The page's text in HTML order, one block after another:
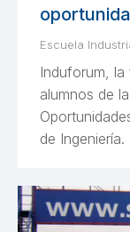
Escuela
Induforum,
alumnos de
de Ingeniería.